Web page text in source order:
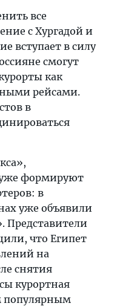
все
с Хургадой и
вступает в силу
смогут
как
рейсами.
в
уже формируют
в
уже объявили
Представители
что Египет
на
снятия
курортная
популярным